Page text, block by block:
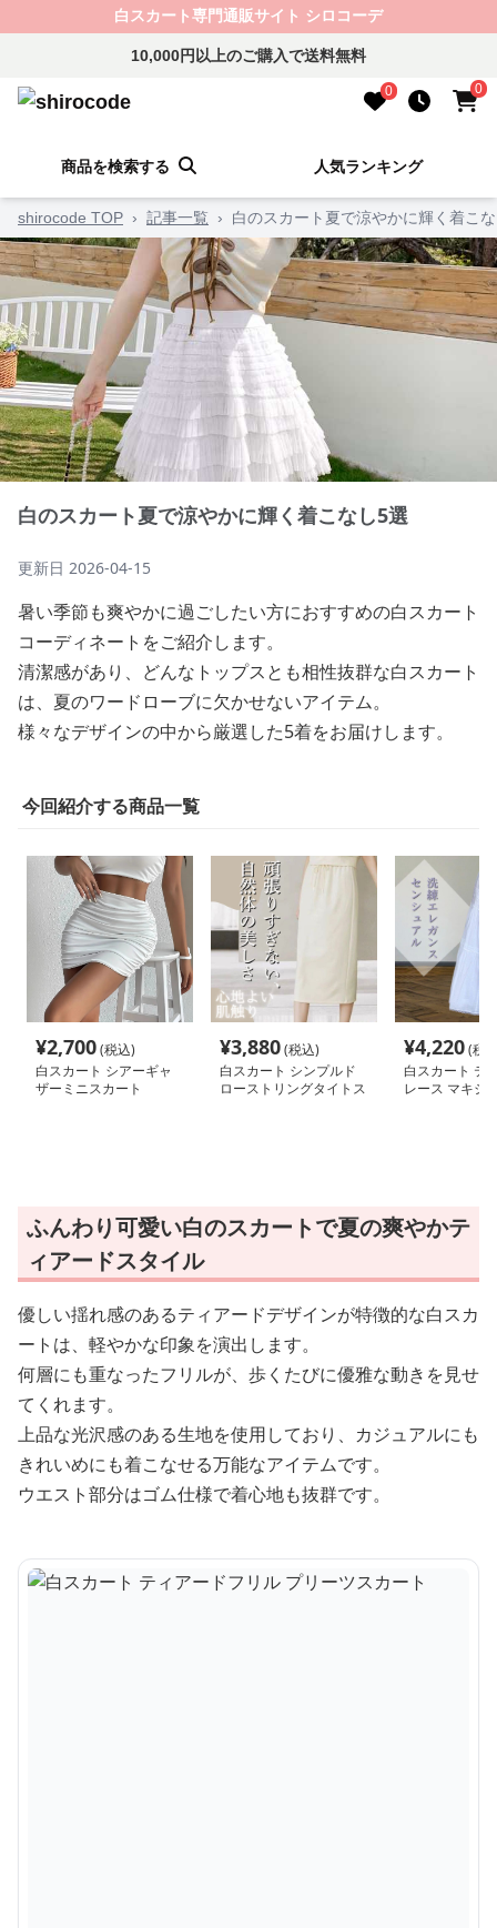
白スカート専門通販サイト シロコーデ
10,000円以上のご購入で送料無料
0 0
商品を検索する 人気ランキング
shirocode TOP › 記事一覧 › 白のスカート夏で涼やかに輝く着こ
白のスカート夏で涼やかに輝く着こなし5選
更新日 2026-04-15
暑い季節も爽やかに過ごしたい方におすすめの白スカート
コーディネートをご紹介します。
清潔感があり、どんなトップスとも相性抜群な白スカート
は、夏のワードローブに欠かせないアイテム。
様々なデザインの中から厳選した5着をお届けします。
今回紹介する商品一覧
¥2,700(税込)
白スカート シアーギャ
ザーミニスカート
¥3,880(税込)
白スカート シンプルド
ローストリングタイトス
¥4,220(税
白スカート テ
レース マキシ
ふんわり可愛い白のスカートで夏の爽やかテ
ィアードスタイル
優しい揺れ感のあるティアードデザインが特徴的な白スカ
ートは、軽やかな印象を演出します。
何層にも重なったフリルが、歩くたびに優雅な動きを見せ
てくれます。
上品な光沢感のある生地を使用しており、カジュアルにも
きれいめにも着こなせる万能なアイテムです。
ウエスト部分はゴム仕様で着心地も抜群です。